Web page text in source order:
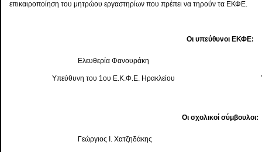
επικαιροποίηση του μητρώου εργαστηρίων που πρέπει να τηρούν τα ΕΚΦΕ.
Οι υπεύθυνοι ΕΚΦΕ:
Ελευθερία Φανουράκη
Υπεύθυνη του 1ου Ε.Κ.Φ.Ε. Ηρακλείου
Οι σχολικοί σύμβουλοι:
Γεώργιος Ι. Χατζηδάκης